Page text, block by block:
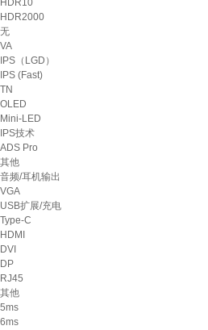
HDR10
HDR2000
无
VA
IPS（LGD）
IPS (Fast)
TN
OLED
Mini-LED
IPS技术
ADS Pro
其他
音频/耳机输出
VGA
USB扩展/充电
Type-C
HDMI
DVI
DP
RJ45
其他
5ms
6ms